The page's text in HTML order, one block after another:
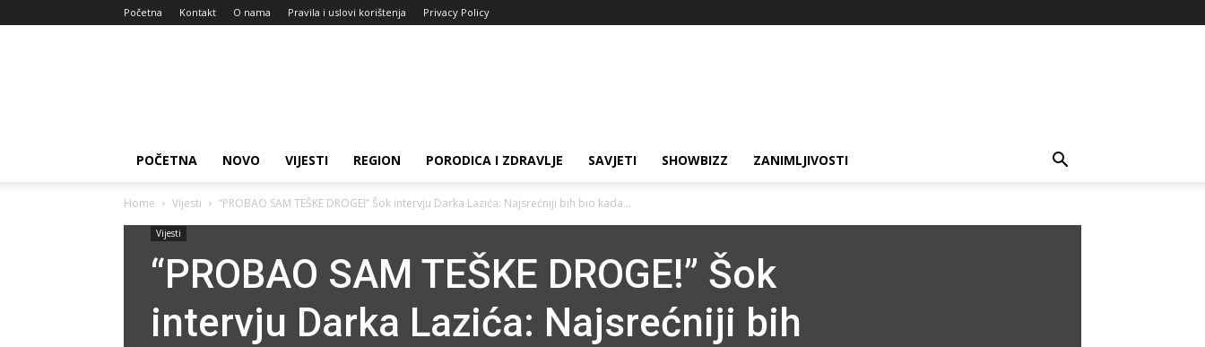
Početna Kontakt O nama Pravila i uslovi korištenja Privacy Policy
POČETNA NOVO VIJESTI REGION PORODICA I ZDRAVLJE SAVJETI SHOWBIZZ ZANIMLJIVOSTI
Home Vijesti “PROBAO SAM TEŠKE DROGE!” Šok intervju Darka Lazića: Najsrećniji bih bio kada...
Vijesti
“PROBAO SAM TEŠKE DROGE!” Šok
intervju Darka Lazića: Najsrećniji bih